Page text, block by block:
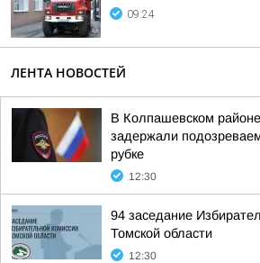
09:24
ЛЕНТА НОВОСТЕЙ
В Колпашевском
задержали
рубке
12:30
94 заседание
Томской области
12:30